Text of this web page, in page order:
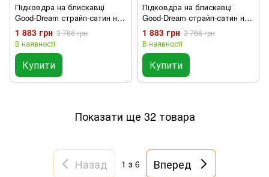
Підковдра на блискавці
Good-Dream страйп-сатин на
блискавці Dark Blu
1 883 грн 3 766 грн
В наявності
Купити
Підковдра на блискавці
Good-Dream страйп-сатин на
блискавці Orchid
1 883 грн 3 766 грн
В наявності
Купити
Показати ще 32 товара
Назад 1 з 6 Вперед